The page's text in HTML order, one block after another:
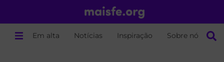
Em alta Notícias Inspiração Sobre nós